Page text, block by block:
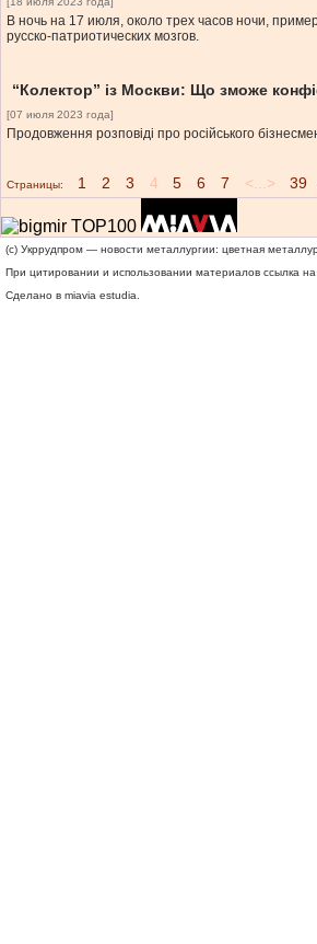
В ночь на 17 июля, около трех часов ночи,
русско-патриотических мозгов.
“Колектор” із Москви: Що зможе
[07 июля 2023 года]
Продовження розповіді про російського
Страницы: 1 2 3 4 5 6 7 <...> 39
(c) Укррудпром — новости металлургии: цветная
При цитировании и использовании материалов ссылка на
Сделано в miavia estudia.